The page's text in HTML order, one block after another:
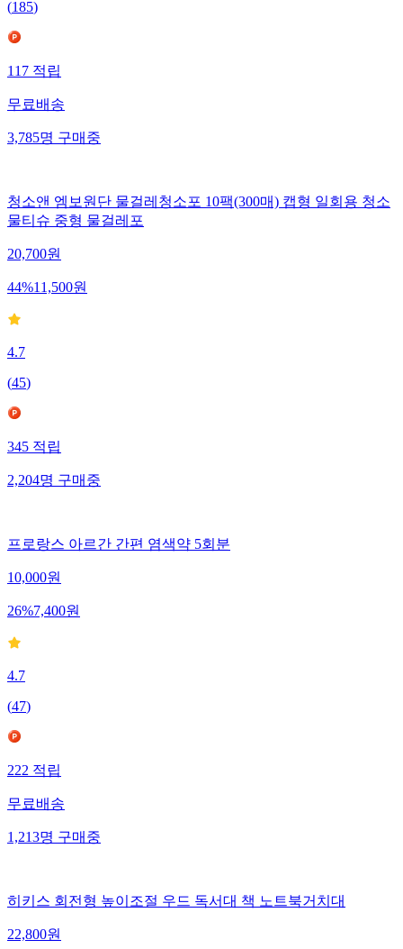
(185)
117 적립
무료배송
3,785명 구매중
청소앤 엠보원단 물걸레청소포 10팩(300매) 캡형 일회용 청소
물티슈 중형 물걸레포
20,700원
44%11,500원
4.7
(45)
345 적립
2,204명 구매중
프로랑스 아르간 간편 염색약 5회분
10,000원
26%7,400원
4.7
(47)
222 적립
무료배송
1,213명 구매중
히키스 회전형 높이조절 우드 독서대 책 노트북거치대
22,800원